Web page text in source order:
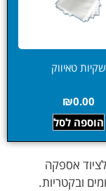
אספקה
ובקטריות.
שקיות טאיווק
₪0.00
הוספה לסל